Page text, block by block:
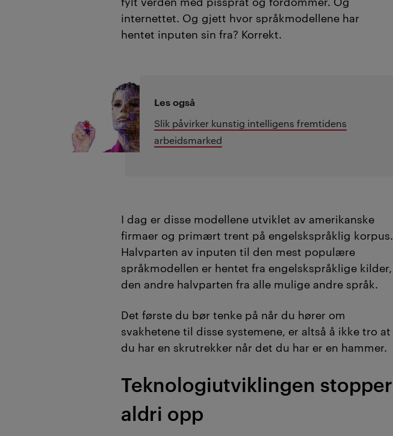
internettet. Og gjett hvor språkmodellene har
hentet inputen sin fra? Korrekt.
Les også
Slik påvirker kunstig intelligens fremtidens
arbeidsmarked
I dag er disse modellene utviklet av amerikanske
firmaer og primært trent på engelskspråklig korpus.
Halvparten av inputen til den mest populære
språkmodellen er hentet fra engelskspråklige kilder,
den andre halvparten fra alle mulige andre språk.
Det første du bør tenke på når du hører om
svakhetene til disse systemene, er altså å ikke tro at
du har en skrutrekker når det du har er en hammer.
Teknologiutviklingen stopper
aldri opp